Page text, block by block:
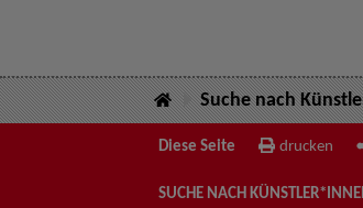
Suche nach
Diese Seite drucken
SUCHE NACH